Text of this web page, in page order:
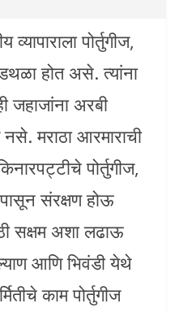
व्यापाराला पोर्तुगीज,
होत असे. त्यांना
जहाजांना अरबी
मराठा आरमाराची
पोर्तुगीज,
संरक्षण होऊ
सक्षम अशा लढाऊ
आणि भिवंडी येथे
काम पोर्तुगीज